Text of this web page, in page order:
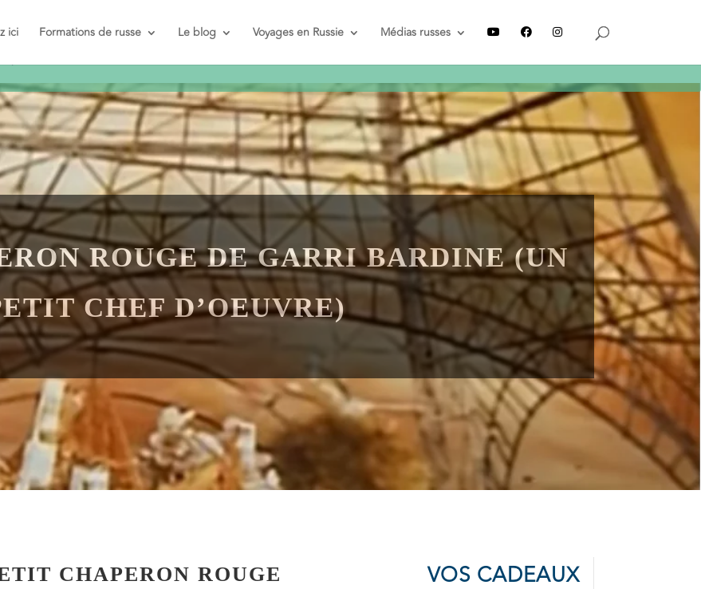
ici Formations de russe Le blog Voyages en Russie Médias russes
ROUGE DE GARRI BARDINE (UN
CHEF D’OEUVRE)
Recevez le guide